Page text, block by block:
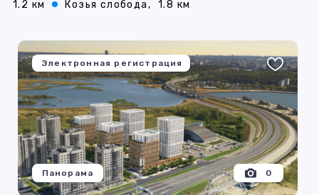
1.2 км
Козья слобода, 1.8 км
Электронная регистрация
0
Панорама